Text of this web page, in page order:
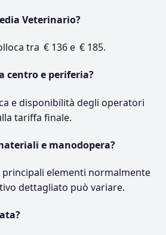
Veterinario?
tra € 136 e € 185.
centro e periferia?
e disponibilità degli operatori
tariffa finale.
e manodopera?
principali elementi normalmente
dettagliato può variare.